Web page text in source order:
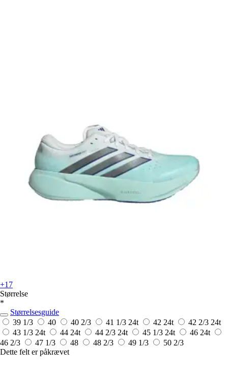
+17
Størrelse
*
Størrelsesguide
39 1/3
40 40 2/3 41 1/3 24t 42 24t 42 2/3 24t
43 1/3 24t 44 24t 44 2/3 24t 45 1/3 24t 46 24t
46 2/3
47 1/3 48 48 2/3 49 1/3
50 2/3
Dette felt er påkrævet